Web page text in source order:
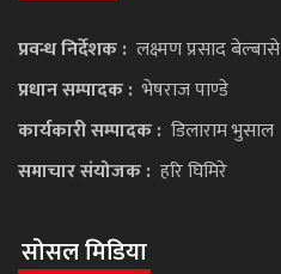
प्रवन्ध निर्देशक : लक्ष्मण प्रसाद बेल्बासे
प्रधान सम्पादक : भेषराज पाण्डे
कार्यकारी सम्पादक : डिलाराम भुसाल
समाचार संयोजक : हरि घिमिरे
सोसल मिडिया